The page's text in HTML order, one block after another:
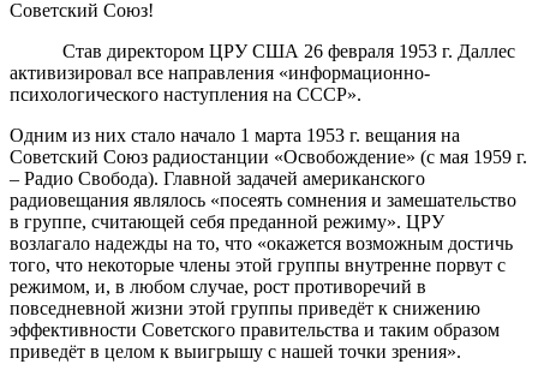
Советский Союз!
Став директором ЦРУ США 26 февраля 1953 г. Даллес
активизировал все направления «информационно-
психологического наступления на СССР».
Одним из них стало начало 1 марта 1953 г. вещания на
Советский Союз радиостанции «Освобождение» (с мая 1959 г.
– Радио Свобода). Главной задачей американского
радиовещания являлось «посеять сомнения и замешательство
в группе, считающей себя преданной режиму». ЦРУ
возлагало надежды на то, что «окажется возможным достичь
того, что некоторые члены этой группы внутренне порвут с
режимом, и, в любом случае, рост противоречий в
повседневной жизни этой группы приведёт к снижению
эффективности Советского правительства и таким образом
приведёт в целом к выигрышу с нашей точки зрения».